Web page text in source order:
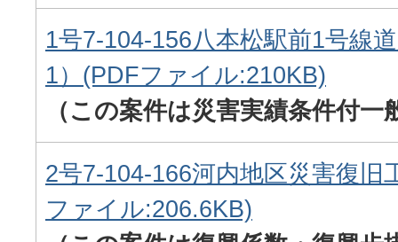
1号7-104-156八本松駅前1号線
1）(PDFファイル:210KB)
（この案件は災害実績条件付
2号7-104-166河内地区災害復旧
ファイル:206.6KB)